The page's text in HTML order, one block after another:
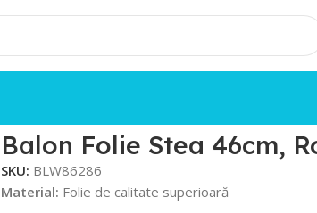
Balon Folie Stea 46cm,
SKU: BLW86286
Material: Folie de calitate superioară